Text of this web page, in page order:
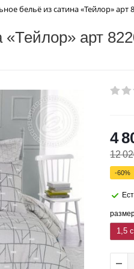
бельё из сатина «Тейлор» арт
арт
4
12
-60%
1,5